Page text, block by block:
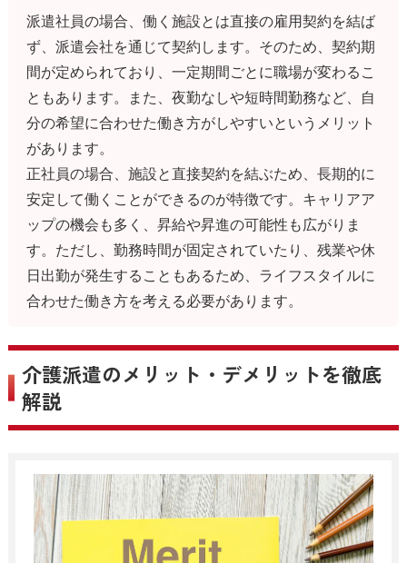
派遣社員の場合、働く施設とは直接の雇用契約を結ば
ず、派遣会社を通じて契約します。そのため、契約期
間が定められており、一定期間ごとに職場が変わるこ
ともあります。また、夜勤なしや短時間勤務など、自
分の希望に合わせた働き方がしやすいというメリット
があります。
正社員の場合、施設と直接契約を結ぶため、長期的に
安定して働くことができるのが特徴です。キャリアア
ップの機会も多く、昇給や昇進の可能性も広がりま
す。ただし、勤務時間が固定されていたり、残業や休
日出勤が発生することもあるため、ライフスタイルに
合わせた働き方を考える必要があります。
介護派遣のメリット・デメリットを徹底
解説